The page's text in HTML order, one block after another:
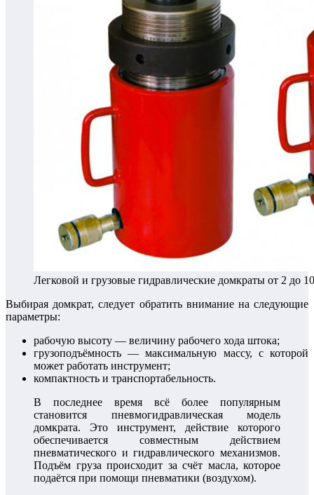
Легковой и грузовые гидравлические домкраты от 2 до
Выбирая домкрат, следует обратить внимание на следующие
параметры:
рабочую высоту — величину рабочего хода штока;
грузоподъёмность — максимальную массу, с которой
может работать инструмент;
компактность и транспортабельность.
В последнее время всё более популярным
становится пневмогидравлическая модель
домкрата. Это инструмент, действие которого
обеспечивается совместным действием
пневматического и гидравлического механизмов.
Подъём груза происходит за счёт масла, которое
подаётся при помощи пневматики (воздухом).